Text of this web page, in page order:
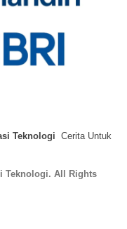
Teknologi Cerita Untuk
Teknologi. All Rights